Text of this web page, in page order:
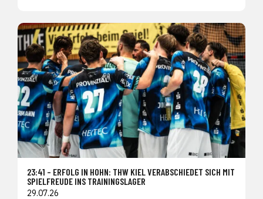
23:41 – ERFOLG IN HOHN: THW KIEL VERABSCHIEDET SICH MIT
SPIELFREUDE INS TRAININGSLAGER
29.07.26